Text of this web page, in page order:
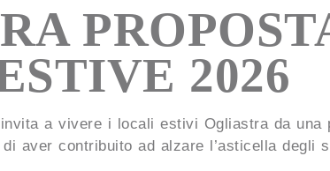
2026
a vivere i locali estivi Ogliastra da una
aver contribuito ad alzare l’asticella degli